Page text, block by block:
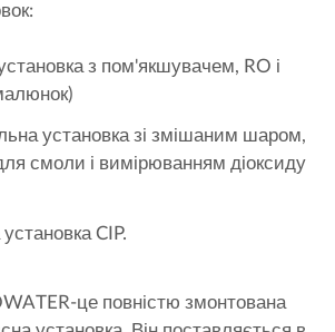
з пом'якшувачем, RO і
установка зі змішаним шаром,
смоли і вимірюванням діоксиду
CIP.
це повністю змонтована